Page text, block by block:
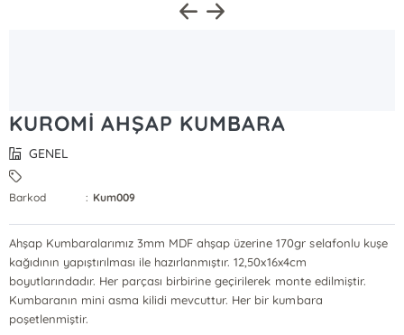
KUROMİ AHŞAP KUMBARA
GENEL
Barkod : Kum009
Ahşap Kumbaralarımız 3mm MDF ahşap üzerine 170gr selafonlu kuşe
kağıdının yapıştırılması ile hazırlanmıştır. 12,50x16x4cm
boyutlarındadır. Her parçası birbirine geçirilerek monte edilmiştir.
Kumbaranın mini asma kilidi mevcuttur. Her bir kumbara
poşetlenmiştir.